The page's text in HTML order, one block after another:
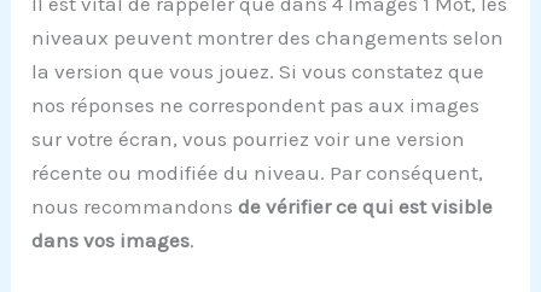
niveaux peuvent montrer des changements selon
la version que vous jouez. Si vous constatez que
nos réponses ne correspondent pas aux images
sur votre écran, vous pourriez voir une version
récente ou modifiée du niveau. Par conséquent,
nous recommandonsde vérifier ce qui est visible
dans vos images.